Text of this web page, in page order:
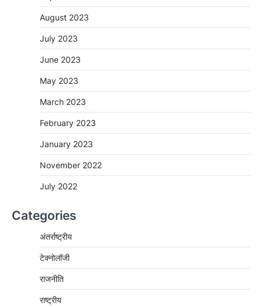
August 2023
July 2023
June 2023
May 2023
March 2023
February 2023
January 2023
November 2022
July 2022
Categories
अंतर्राष्ट्रीय
टेक्नोलॉजी
राजनीति
राष्ट्रीय